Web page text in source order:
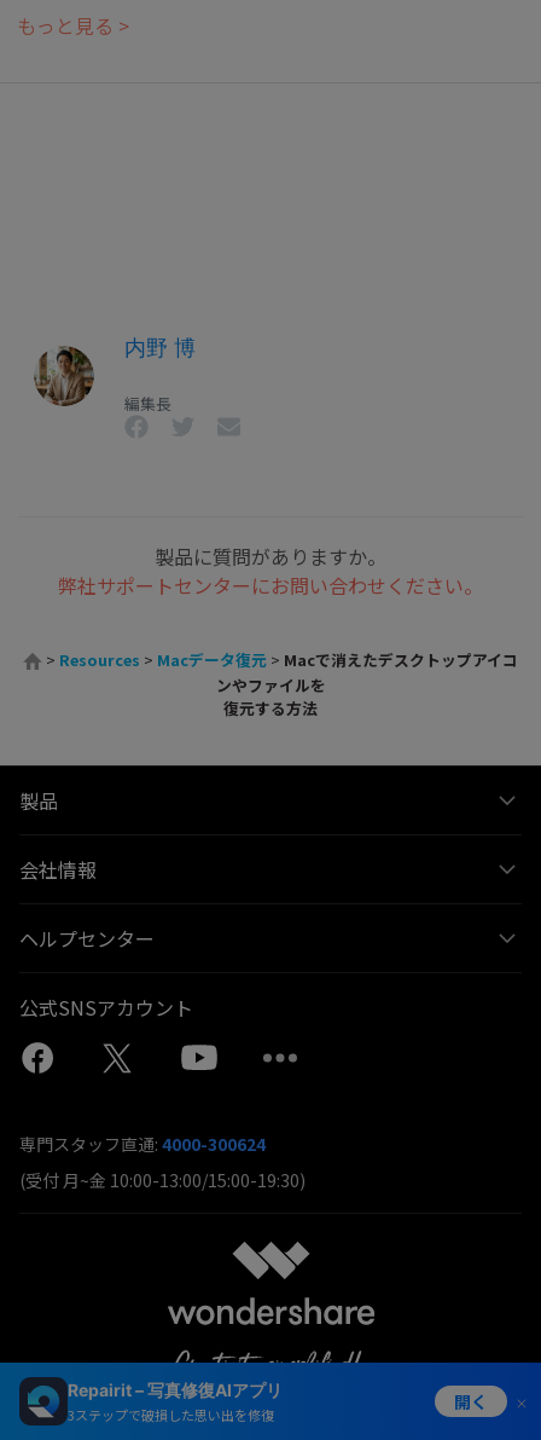
Repairit – 写真修復AIアプリ
3ステップで破損した思い出を修復
開く
もっと見る >
内野 博
編集長
製品に質問がありますか。
弊社サポートセンターにお問い合わせください。
> Resources > Macデータ復元 > Macで消えたデスクトップアイコ
ンやファイルを
復元する方法
製品
会社情報
ヘルプセンター
公式SNSアカウント
専門スタッフ直通: 4000-300624
(受付 月~金 10:00-13:00/15:00-19:30)